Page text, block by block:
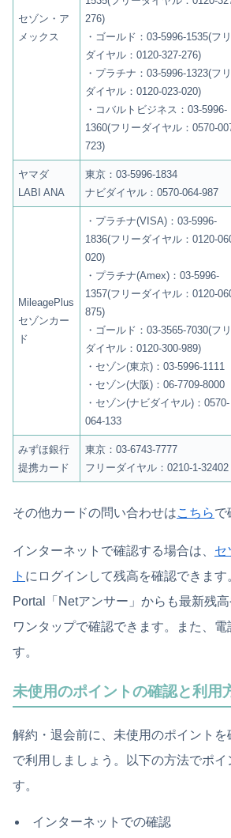
セゾン・ア
メックス
276)
・ゴールド：03-5996-1535(フ
ダイヤル：0120-327-276)
・プラチナ：03-5996-1323(フ
ダイヤル：0120-023-020)
・コバルトビジネス：03-5996-
1360(フリーダイヤル：0570-
723)
ヤマダ
LABI ANA
東京：03-5996-1834
ナビダイヤル：0570-064-987
MileagePlus
セゾンカー
ド
・プラチナ(VISA)：03-5996-
1836(フリーダイヤル：0120-
020)
・プラチナ(Amex)：03-5996-
1357(フリーダイヤル：0120-
875)
・ゴールド：03-3565-7030(フ
ダイヤル：0120-300-989)
・セゾン(東京)：03-5996-1111
・セゾン(大阪)：06-7709-8000
・セゾン(ナビダイヤル)：0570-
064-133
みずほ銀行
提携カード
東京：03-6743-7777
フリーダイヤル：0210-1-32402
その他カードの問い合わせはこちらで
インターネットで確認する場合は、 セ
ト にログインして残高を確認できま
Portal「Netアンサー」からも最新残
ワンタップで確認できます。また、
す。
未使用のポイントの確認と利用
解約・退会前に、未使用のポイント
で利用しましょう。以下の方法でポイ
す。
インターネットでの確認